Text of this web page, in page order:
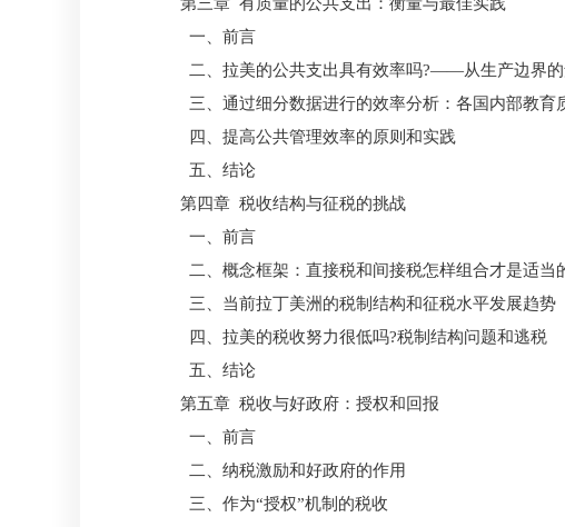
一、前言
二、拉美的公共支出具有效率吗?——从生产边界
三、通过细分数据进行的效率分析：各国内部教育
四、提高公共管理效率的原则和实践
五、结论
第四章 税收结构与征税的挑战
一、前言
二、概念框架：直接税和间接税怎样组合才是适当
三、当前拉丁美洲的税制结构和征税水平发展趋势
四、拉美的税收努力很低吗?税制结构问题和逃税
五、结论
第五章 税收与好政府：授权和回报
一、前言
二、纳税激励和好政府的作用
三、作为“授权”机制的税收